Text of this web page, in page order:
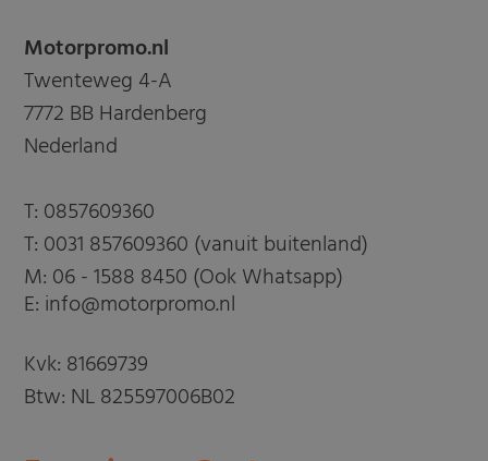
Motorpromo.nl
Twenteweg 4-A
7772 BB Hardenberg
Nederland
T: 0857609360
T: 0031 857609360 (vanuit buitenland)
M: 06 - 1588 8450 (Ook Whatsapp)
E: info@motorpromo.nl
Kvk: 81669739
Btw: NL 825597006B02